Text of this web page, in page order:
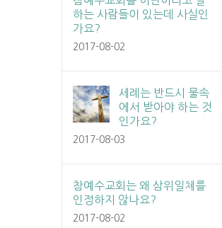
하는 사람들이 있는데 사실인
가요?
2017-08-02
세례는 반드시 물속
에서 받아야 하는 것
인가요?
2017-08-03
참예수교회는 왜 삼위일체를
인정하지 않나요?
2017-08-02